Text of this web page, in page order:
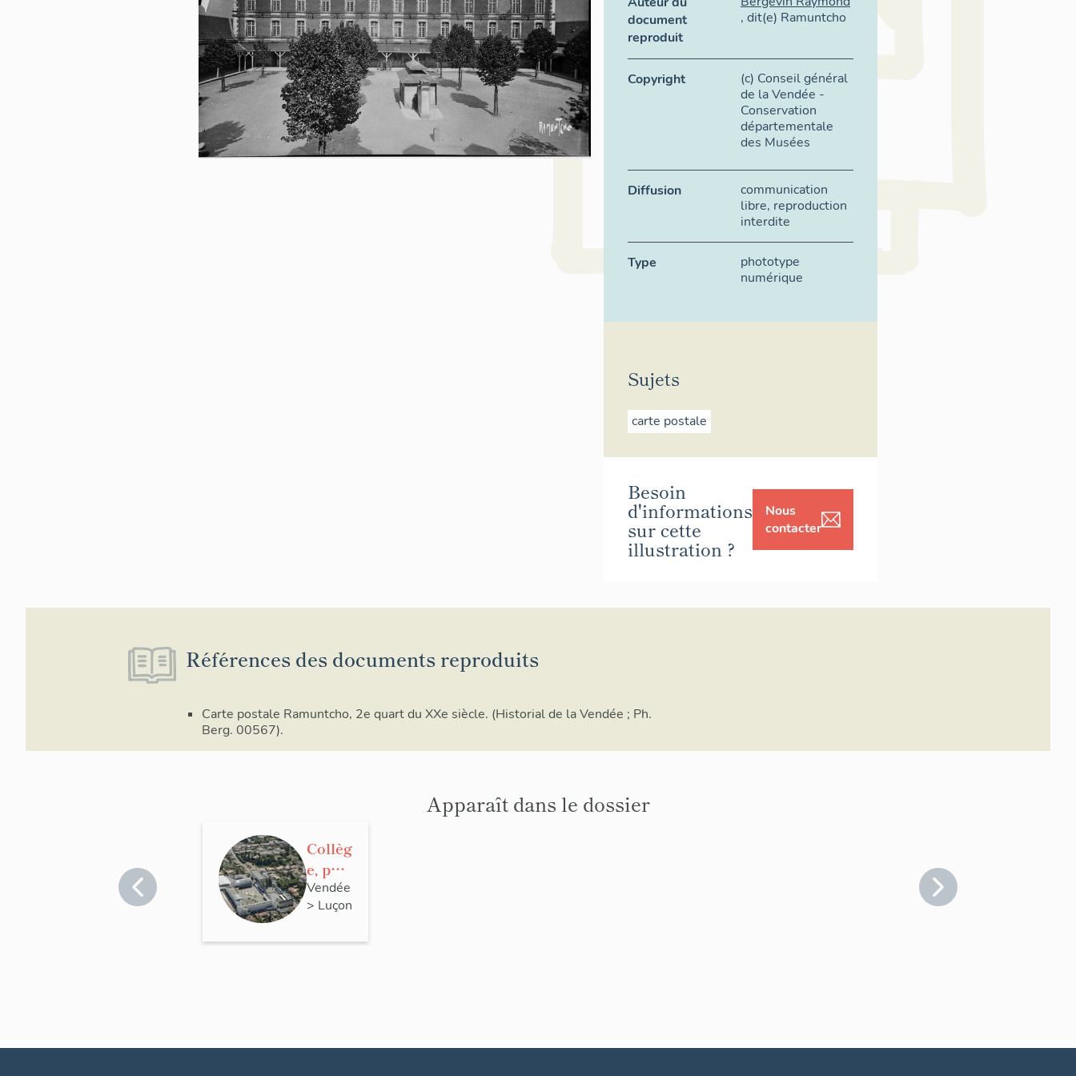
document
reproduit
, dit(e) Ramuntcho
Copyright
(c) Conseil général
de la Vendée -
Conservation
départementale
des Musées
Diffusion
communication
libre, reproduction
interdite
Type
phototype
numérique
Sujets
carte postale
Besoin
d'informations
sur cette
illustration ?
Nous
contacter
Références des documents reproduits
Carte postale Ramuntcho, 2e quart du XXe siècle. (Historial de la Vendée ; Ph.
Berg. 00567).
Apparaît dans le dossier
Collèg
e, puis
lycée
Atlant
Vendée
> Luçon